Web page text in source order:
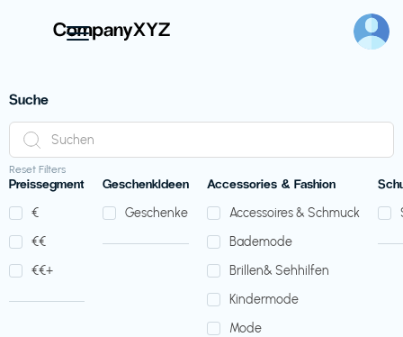
Suche
Reset Filters
Preissegment
€‎
€‎€‎
€‎€‎+
GeschenkIdeen
Geschenke
Accessories & Fashion
Accessoires & Schmuck
Bademode
Brillen& Sehhilfen
Kindermode
Mode